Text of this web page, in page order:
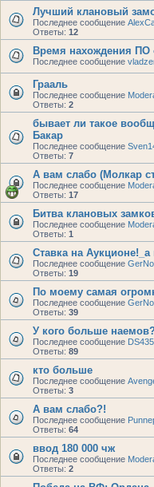
Лучший клановый
Последнее сообщение
Ответы: 12
Время нахождения ПО
Последнее сообщение
Грааль
Последнее сообщение
Ответы: 2
бывает ли такое
Бакар
Последнее сообщение
Ответы: 7
А вам слабо (Молкар
Последнее сообщение
Ответы: 17
Битва клановых
Последнее сообщение
Ответы: 1
Ставка на
Последнее сообщение
Ответы: 19
По моему самая
Последнее сообщение
Ответы: 39
У кого больше
Последнее сообщение DS435
Ответы: 89
кто больше
Последнее сообщение
Ответы: 3
А вам слабо?!
Последнее сообщение
Ответы: 64
ввод 180 000 чж
Последнее сообщение
Ответы: 2